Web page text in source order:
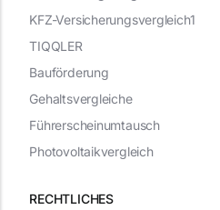
RECHTLICHES
KFZ-Versicherungsvergleich1
TIQQLER
Bauförderung
Gehaltsvergleiche
Führerscheinumtausch
Photovoltaikvergleich